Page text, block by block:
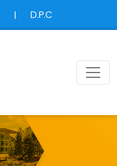
| D.P.C